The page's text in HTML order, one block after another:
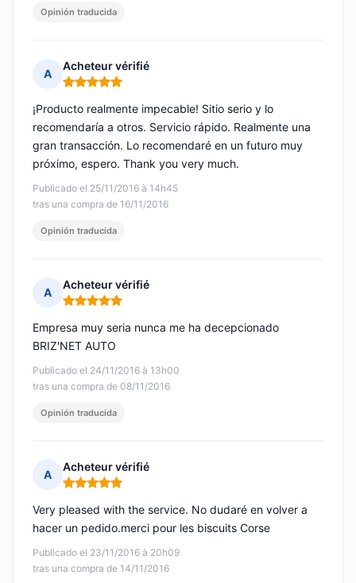
Opinión traducida
A
Acheteur vérifié
Nota: 5 de 5
Publicado el 25/11/2016 à 14h45
tras una compra de 16/11/2016
¡Producto realmente impecable! Sitio serio y lo
recomendaría a otros. Servicio rápido. Realmente una
gran transacción. Lo recomendaré en un futuro muy
próximo, espero. Thank you very much.
Opinión traducida
A
Acheteur vérifié
Nota: 5 de 5
Publicado el 24/11/2016 à 13h00
tras una compra de 08/11/2016
Empresa muy seria nunca me ha decepcionado
BRIZ'NET AUTO
Opinión traducida
A
Acheteur vérifié
Nota: 5 de 5
Publicado el 23/11/2016 à 20h09
tras una compra de 14/11/2016
Very pleased with the service. No dudaré en volver a
hacer un pedido.merci pour les biscuits Corse